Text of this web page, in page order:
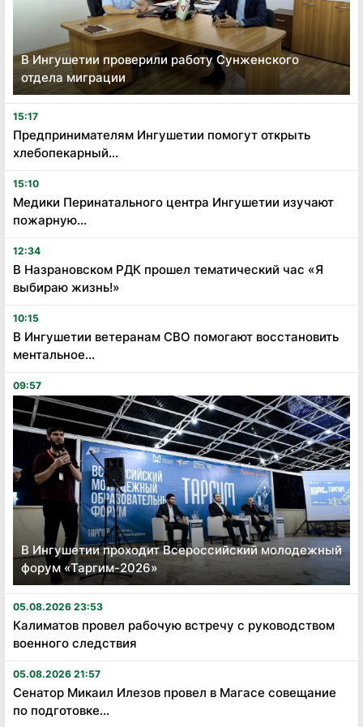
В Ингушетии проверили работу Сунженского
отдела миграции
15:17
Предпринимателям Ингушетии помогут открыть
хлебопекарный...
15:10
Медики Перинатального центра Ингушетии изучают
пожарную...
12:34
В Назрановском РДК прошел тематический час «Я
выбираю жизнь!»
10:15
В Ингушетии ветеранам СВО помогают восстановить
ментальное...
09:57
В Ингушетии проходит Всероссийский молодежный
форум «Таргим-2026»
05.08.2026 23:53
Калиматов провел рабочую встречу с руководством
военного следствия
05.08.2026 21:57
Сенатор Микаил Илезов провел в Магасе совещание
по подготовке...